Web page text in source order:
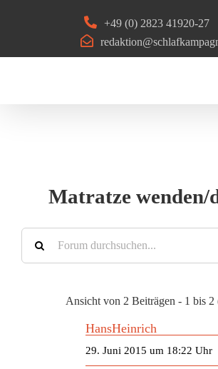
+49 (0) 2823 41920-27
Matratze wenden/
Ansicht von 2 Beiträgen - 1 bis 2
HansHeinrich
29. Juni 2015 um 18:22 Uhr